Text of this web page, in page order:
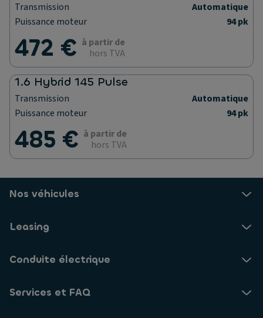
Transmission
Automatique
Puissance moteur
94 pk
472 € à partir de
hors TVA
1.6 Hybrid 145 Pulse
Transmission
Automatique
Puissance moteur
94 pk
485 € à partir de
hors TVA
Nos véhicules
Leasing
Conduite électrique
Services et FAQ